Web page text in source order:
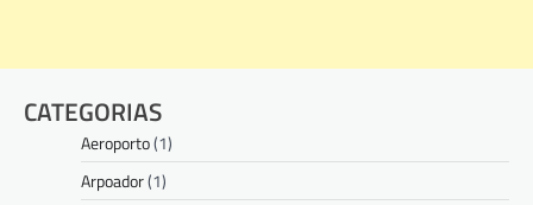
CATEGORIAS
Aeroporto(1)
Arpoador(1)